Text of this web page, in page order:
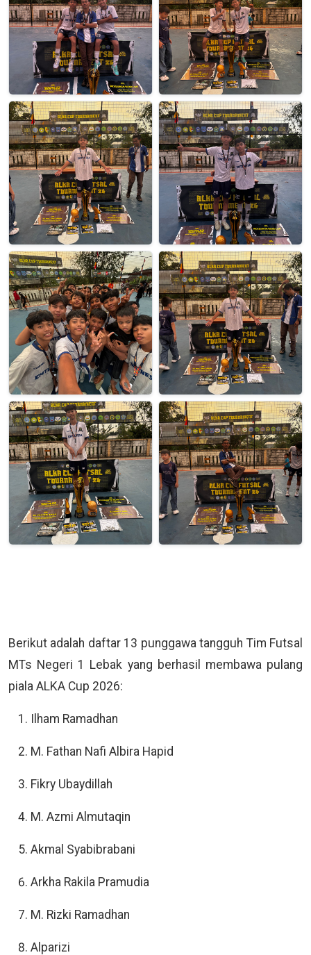
Berikut adalah daftar 13 punggawa tangguh Tim Futsal
MTs Negeri 1 Lebak yang berhasil membawa pulang
piala ALKA Cup 2026:
Ilham Ramadhan
M. Fathan Nafi Albira Hapid
Fikry Ubaydillah
M. Azmi Almutaqin
Akmal Syabibrabani
Arkha Rakila Pramudia
M. Rizki Ramadhan
Alparizi